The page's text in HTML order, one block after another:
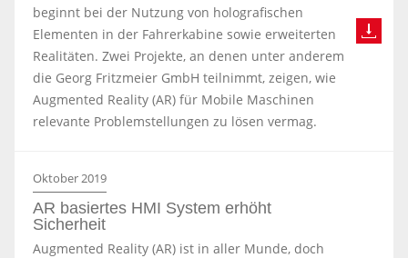
beginnt bei der Nutzung von holografischen
Elementen in der Fahrerkabine sowie erweiterten
Realitäten. Zwei Projekte, an denen unter anderem
die Georg Fritzmeier GmbH teilnimmt, zeigen, wie
Augmented Reality (AR) für Mobile Maschinen
relevante Problemstellungen zu lösen vermag.
Oktober 2019
AR basiertes HMI System erhöht
Sicherheit
Augmented Reality (AR) ist in aller Munde, doch